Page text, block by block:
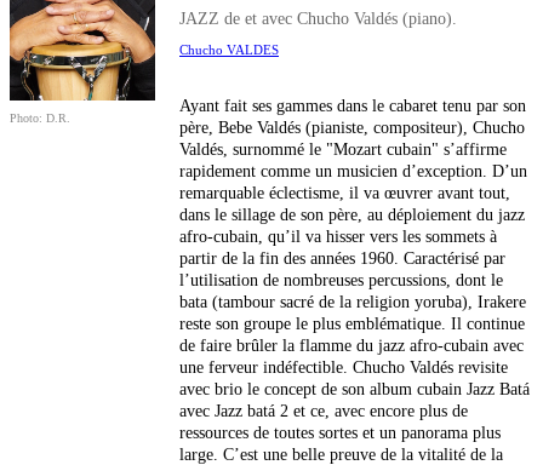
Photo: D.R.
JAZZ de et avec Chucho Valdés (piano).
Chucho VALDES
Ayant fait ses gammes dans le cabaret tenu par son
père, Bebe Valdés (pianiste, compositeur), Chucho
Valdés, surnommé le "Mozart cubain" s’affirme
rapidement comme un musicien d’exception. D’un
remarquable éclectisme, il va œuvrer avant tout,
dans le sillage de son père, au déploiement du jazz
afro-cubain, qu’il va hisser vers les sommets à
partir de la fin des années 1960. Caractérisé par
l’utilisation de nombreuses percussions, dont le
bata (tambour sacré de la religion yoruba), Irakere
reste son groupe le plus emblématique. Il continue
de faire brûler la flamme du jazz afro-cubain avec
une ferveur indéfectible. Chucho Valdés revisite
avec brio le concept de son album cubain Jazz Batá
avec Jazz batá 2 et ce, avec encore plus de
ressources de toutes sortes et un panorama plus
large. C’est une belle preuve de la vitalité de la